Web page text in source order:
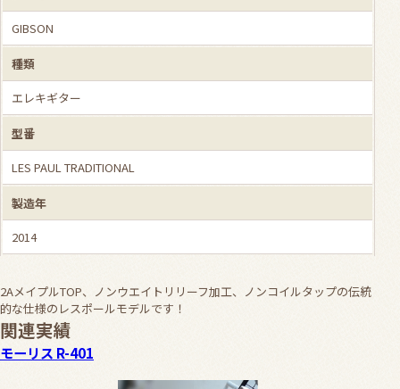
GIBSON
種類
エレキギター
型番
LES PAUL TRADITIONAL
製造年
2014
2AメイプルTOP、ノンウエイトリリーフ加工、ノンコイルタップの伝統
的な仕様のレスポールモデルです！
関連実績
モーリス R-401